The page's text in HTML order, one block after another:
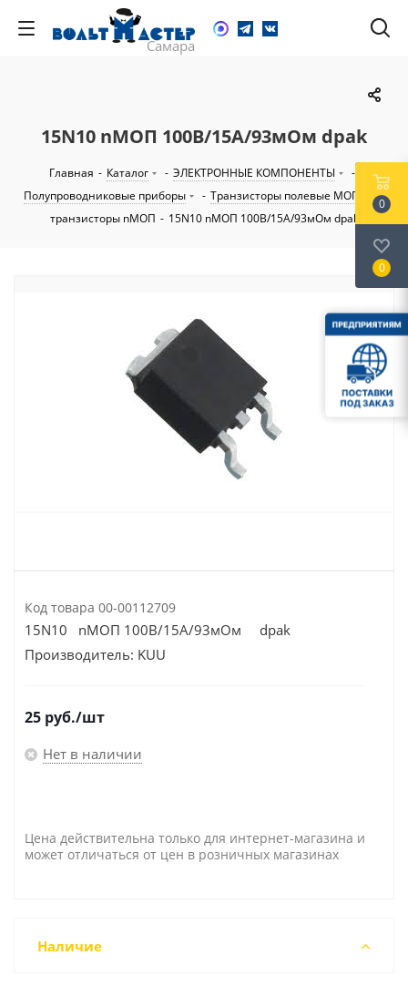
15N10 nМОП 100В/15А/93мОм dpak
Главная - Каталог - ЭЛЕКТРОННЫЕ КОМПОНЕНТЫ
-
Полупроводниковые приборы
- Транзисторы полевые МОП
-
транзисторы nМОП - 15N10 nМОП 100В/15А/93мОм dpak
Код товара 00-00112709
15N10 nМОП 100В/15А/93мОм dpak
Производитель: KUU
25 руб./шт
Нет в наличии
Цена действительна только для интернет-магазина и
может отличаться от цен в розничных магазинах
Наличие
0
0